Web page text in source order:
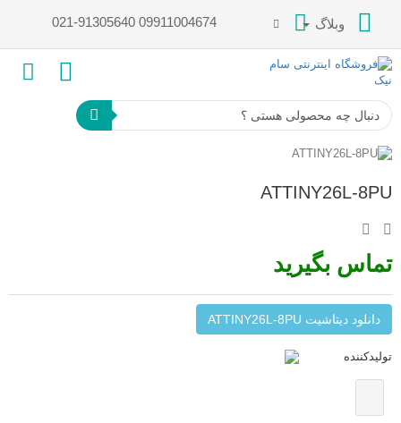
وبلاگ 021-91305640 09911004674
ATTINY26L-8PU
تماس بگیرید
دانلود دیتاشیت ATTINY26L-8PU
تولیدکننده